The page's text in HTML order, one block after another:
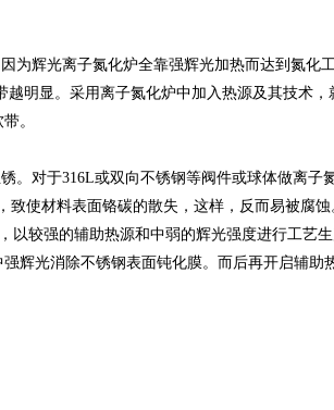
辉光离子氮化炉全靠强辉光加热而达到氮化
明显。采用离子氮化炉中加入热源及其技术
。
对于316L或双向不锈钢等阀件或球体做离子
使材料表面铬碳的散失，这样，反而易被腐
较强的辅助热源和中弱的辉光强度进行工艺
辉光消除不锈钢表面钝化膜。而后再开启辅助